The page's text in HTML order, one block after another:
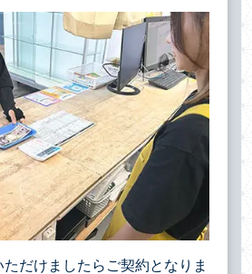
だけましたらご契約となりま